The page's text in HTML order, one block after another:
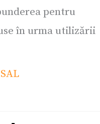
pentru
în urma utilizării